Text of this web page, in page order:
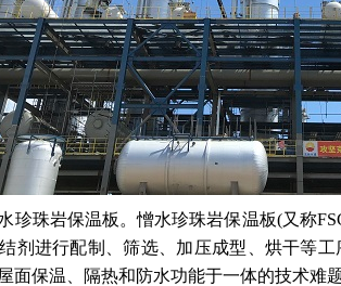
珍珠岩保温板。憎水珍珠岩保温板(又称
剂进行配制、筛选、加压成型、烘干等
面保温、隔热和防水功能于一体的技术难